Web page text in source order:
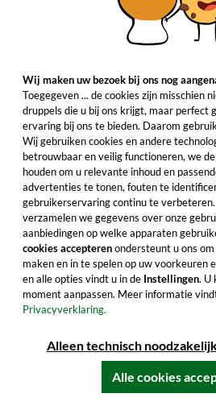
Compass Box Malt
(3x50ml)
De drie geliefde varianten Peat
Tree en Spaniard samen in
een handige proefverpakking.
€ 19,99
Inhoud: 0.15 Liter (€ 133,27/Liter)
inclusief btw, exclusief
Alle
Wij maken uw bezoek bij ons nog
Toegegeven ... de cookies zijn misschien
druppels die u bij ons krijgt, maar perfect
ervaring bij ons te bieden. Daarom
Wij gebruiken cookies en andere
betrouwbaar en veilig functioneren, we
houden om u relevante inhoud en
advertenties te tonen, fouten te
gebruikerservaring continu te
verzamelen we gegevens over onze
aanbiedingen op welke apparaten
cookies accepterenondersteunt u ons
maken en in te spelen op uw voorkeuren
en alle opties vindt u in de Instellingen. U
moment aanpassen. Meer informatie
Privacyverklaring.
Alleen technisch
Alle cookies